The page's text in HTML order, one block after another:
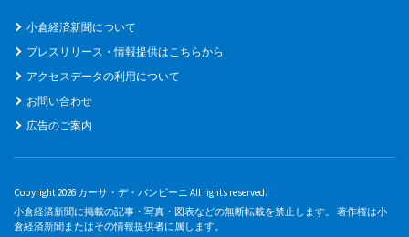
小倉経済新聞について
プレスリリース・情報提供はこちらから
アクセスデータの利用について
お問い合わせ
広告のご案内
Copyright 2026 カーサ・デ・バンビーニ All rights reserved.
小倉経済新聞に掲載の記事・写真・図表などの無断転載を禁止します。 著作権は小
倉経済新聞またはその情報提供者に属します。